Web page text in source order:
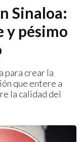
Sinaloa:
y pésimo
para crear la
que entere a
la calidad del